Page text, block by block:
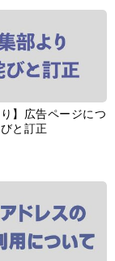
】公式アドレスの
いて